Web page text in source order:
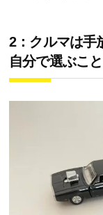
2：クルマは手
自分で選ぶこと